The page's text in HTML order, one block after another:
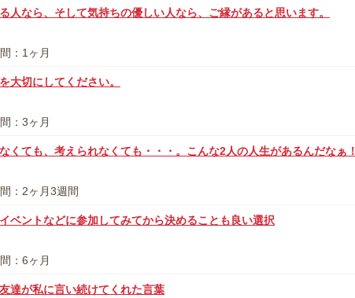
人なら、そして気持ちの優しい人なら、ご縁があると思います。
：1ヶ月
大切にしてください。
：3ヶ月
くても、考えられなくても・・・。こんな2人の人生があるんだなぁ！
：2ヶ月3週間
ベントなどに参加してみてから決めることも良い選択
：6ヶ月
達が私に言い続けてくれた言葉